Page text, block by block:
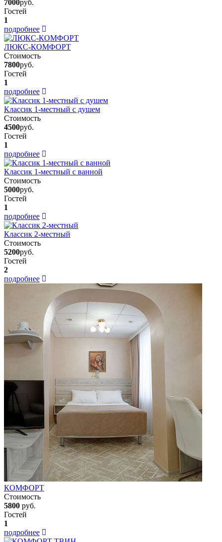
7000руб.
Гостей
1
подробнее
ЛЮКС-КОМФОРТ
Стоимость
7800руб.
Гостей
1
подробнее
Классик 1-местный с душем
Стоимость
4500руб.
Гостей
1
подробнее
Классик 1-местный с ванной
Стоимость
5000руб.
Гостей
1
подробнее
Классик 2-местный
Стоимость
5200руб.
Гостей
2
подробнее
КОМФОРТ
Стоимость
5800 руб.
Гостей
1
подробнее